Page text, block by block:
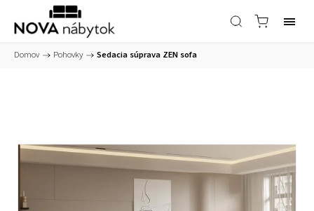
Domov / Pohovky / Sedacia súprava ZEN sofa